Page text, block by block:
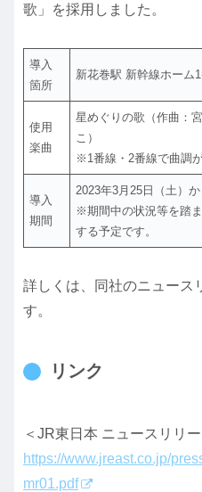
歌」を採用しました。
導入
箇所
新花巻駅 新幹線ホーム
使用
楽曲
星めぐりの歌（作曲：
こ）
※1番線・2番線で曲調
導入
期間
2023年3月25日（土）
※期間中の状況等を踏
する予定です。
詳しくは、同社のニュース
す。
リンク
＜JR東日本 ニュースリリー
https://www.jreast.co.jp/
mr01.pdf